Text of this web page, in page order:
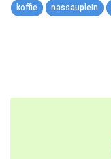
koffie nassauplein